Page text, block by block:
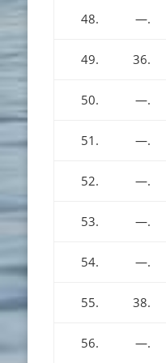
48. —.
49. 36.
50. —.
51. —.
52. —.
53. —.
54. —.
55. 38.
56. —.